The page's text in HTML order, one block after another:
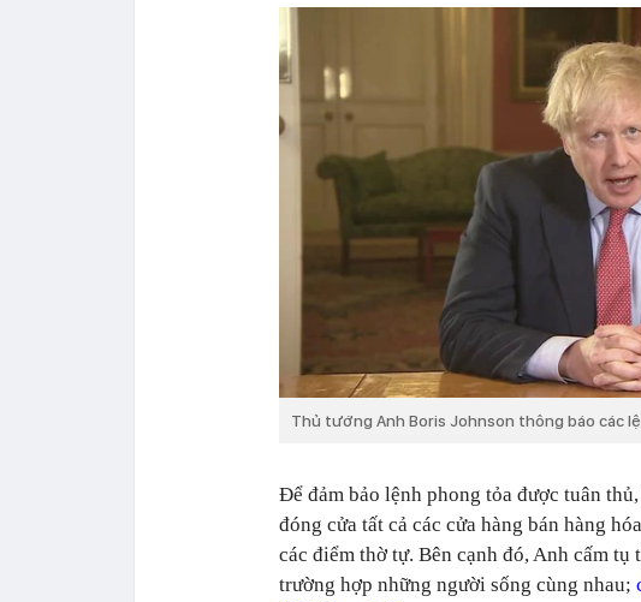
Thủ tướng Anh Boris Johnson thông báo các
Để đảm bảo lệnh phong tỏa được tuân
đóng cửa tất cả các cửa hàng bán hàng
các điểm thờ tự. Bên cạnh đó, Anh cấm
trường hợp những người sống cùng nhau;